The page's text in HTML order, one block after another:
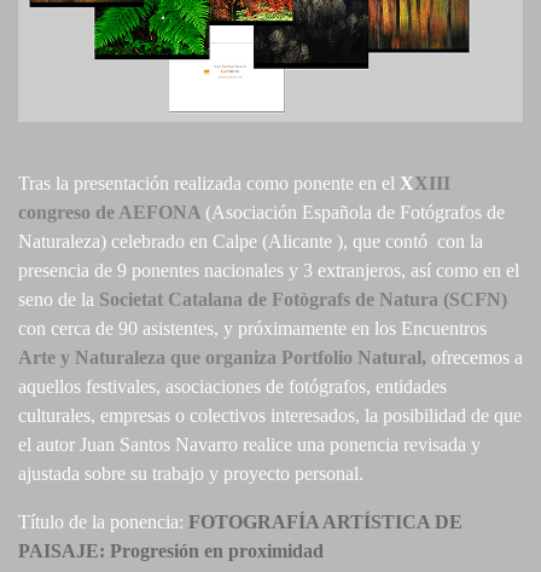
Tras la presentación realizada como ponente en el XXIII
congreso de AEFONA (Asociación Española de Fotógrafos de
Naturaleza) celebrado en Calpe (Alicante ), que contó con la
presencia de 9 ponentes nacionales y 3 extranjeros, así como en el
seno de la Societat Catalana de Fotògrafs de Natura (SCFN)
con cerca de 90 asistentes, y próximamente en los Encuentros
Arte y Naturaleza que organiza Portfolio Natural, ofrecemos a
aquellos festivales, asociaciones de fotógrafos, entidades
culturales, empresas o colectivos interesados, la posibilidad de que
el autor Juan Santos Navarro realice una ponencia revisada y
ajustada sobre su trabajo y proyecto personal.
Título de la ponencia: FOTOGRAFÍA ARTÍSTICA DE
PAISAJE: Progresión en proximidad